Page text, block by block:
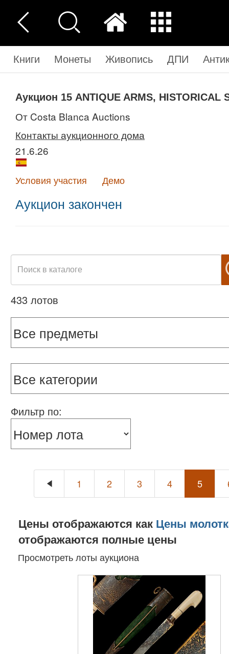
Книги Монеты Живопись ДПИ
Аукцион 15 ANTIQUE ARMS, HISTORICAL
от Costa Blanca Auctions
Контакты аукционного дома
21.6.26
Условия участия Демо
Аукцион закончен
433 лотов
Фильтр по:
1 2 3 4 5
Цены отображаются как Цены
отображаются полные цены
Просмотреть лоты аукциона